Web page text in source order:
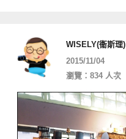
WISELY(衞斯理)
2015/11/04
瀏覽：834 人次